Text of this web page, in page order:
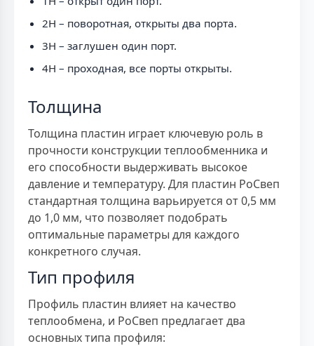
2H – поворотная, открыты два порта.
3H – заглушен один порт.
4H – проходная, все порты открыты.
Толщина
Толщина пластин играет ключевую роль в
прочности конструкции теплообменника и
его способности выдерживать высокое
давление и температуру. Для пластин РоСвеп
стандартная толщина варьируется от 0,5 мм
до 1,0 мм, что позволяет подобрать
оптимальные параметры для каждого
конкретного случая.
Тип профиля
Профиль пластин влияет на качество
теплообмена, и РоСвеп предлагает два
основных типа профиля: